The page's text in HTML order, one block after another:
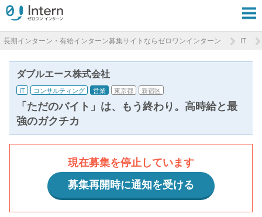
長期インターン・有給インターン募集サイトならゼロワンインターン IT
ダブルエース株式会社
IT コンサルティング 営業 東京都 新宿区
「ただのバイト」は、もう終わり。高時給と最
強のガクチカ
現在募集を停止しています
募集再開時に通知を受ける